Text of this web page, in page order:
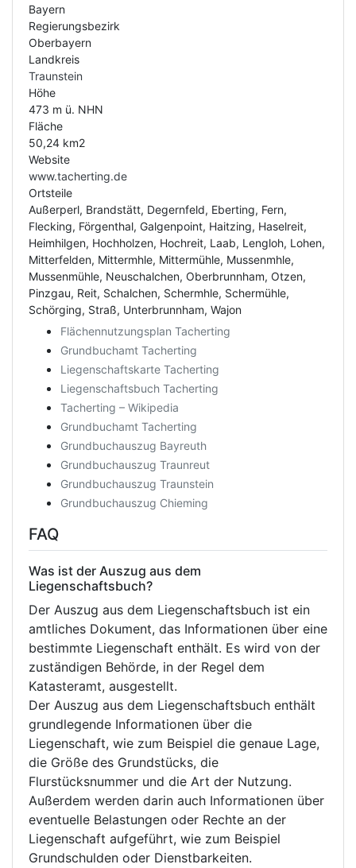
Bayern
Regierungsbezirk
Oberbayern
Landkreis
Traunstein
Höhe
473 m ü. NHN
Fläche
50,24 km2
Website
www.tacherting.de
Ortsteile
Außerperl, Brandstätt, Degernfeld, Eberting, Fern,
Flecking, Förgenthal, Galgenpoint, Haitzing, Haselreit,
Heimhilgen, Hochholzen, Hochreit, Laab, Lengloh, Lohen,
Mitterfelden, Mittermhle, Mittermühle, Mussenmhle,
Mussenmühle, Neuschalchen, Oberbrunnham, Otzen,
Pinzgau, Reit, Schalchen, Schermhle, Schermühle,
Schörging, Straß, Unterbrunnham, Wajon
Flächennutzungsplan Tacherting
Grundbuchamt Tacherting
Liegenschaftskarte Tacherting
Liegenschaftsbuch Tacherting
Tacherting – Wikipedia
Grundbuchamt Tacherting
Grundbuchauszug Bayreuth
Grundbuchauszug Traunreut
Grundbuchauszug Traunstein
Grundbuchauszug Chieming
FAQ
Was ist der Auszug aus dem
Liegenschaftsbuch?
Der Auszug aus dem Liegenschaftsbuch ist ein
amtliches Dokument, das Informationen über eine
bestimmte Liegenschaft enthält. Es wird von der
zuständigen Behörde, in der Regel dem
Katasteramt, ausgestellt.
Der Auszug aus dem Liegenschaftsbuch enthält
grundlegende Informationen über die
Liegenschaft, wie zum Beispiel die genaue Lage,
die Größe des Grundstücks, die
Flurstücksnummer und die Art der Nutzung.
Außerdem werden darin auch Informationen über
eventuelle Belastungen oder Rechte an der
Liegenschaft aufgeführt, wie zum Beispiel
Grundschulden oder Dienstbarkeiten.